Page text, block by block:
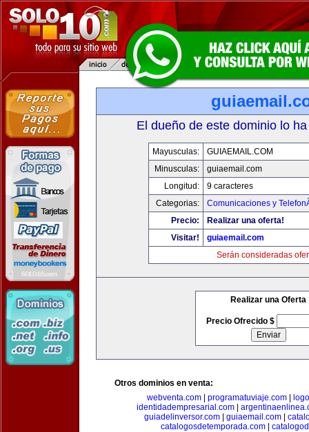
El dueño de este dominio lo
Mayusculas:
GUIAEMAIL.COM
Minusculas:
guiaemail.com
Longitud:
9 caracteres
Categorias:
Comunicaciones y
Precio:
Realizar una oferta!
Visitar!
guiaemail.com
Serán consideradas
Realizar una Oferta
Precio Ofrecido $
Otros dominios en venta:
webventa.com
programatuviaje.com
identidadempresarial.com
guiadelinversor.com| guiaemail.com|
catalogosdetemporada.com|